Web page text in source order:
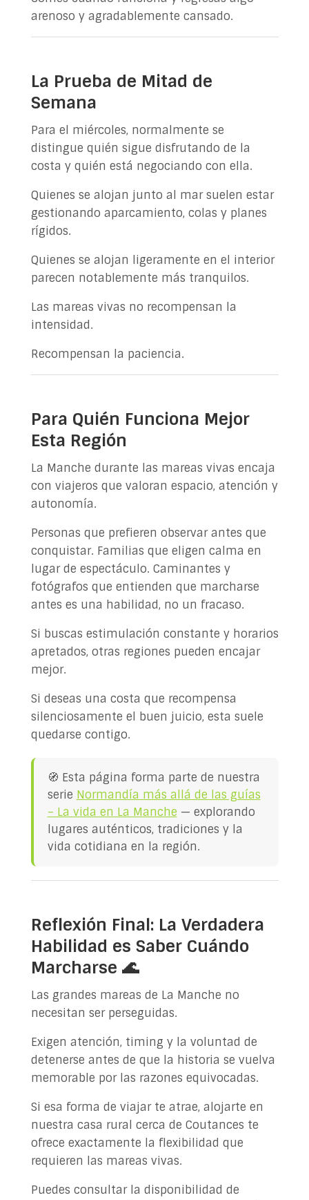
arenoso y agradablemente cansado.
La Prueba de Mitad de
Semana
Para el miércoles, normalmente se
distingue quién sigue disfrutando de la
costa y quién está negociando con ella.
Quienes se alojan junto al mar suelen estar
gestionando aparcamiento, colas y planes
rígidos.
Quienes se alojan ligeramente en el interior
parecen notablemente más tranquilos.
Las mareas vivas no recompensan la
intensidad.
Recompensan la paciencia.
Para Quién Funciona Mejor
Esta Región
La Manche durante las mareas vivas encaja
con viajeros que valoran espacio, atención y
autonomía.
Personas que prefieren observar antes que
conquistar. Familias que eligen calma en
lugar de espectáculo. Caminantes y
fotógrafos que entienden que marcharse
antes es una habilidad, no un fracaso.
Si buscas estimulación constante y horarios
apretados, otras regiones pueden encajar
mejor.
Si deseas una costa que recompensa
silenciosamente el buen juicio, esta suele
quedarse contigo.
🧭 Esta página forma parte de nuestra
serie Normandía más allá de las guías
– La vida en La Manche — explorando
lugares auténticos, tradiciones y la
vida cotidiana en la región.
Reflexión Final: La Verdadera
Habilidad es Saber Cuándo
Marcharse 🌊
Las grandes mareas de La Manche no
necesitan ser perseguidas.
Exigen atención, timing y la voluntad de
detenerse antes de que la historia se vuelva
memorable por las razones equivocadas.
Si esa forma de viajar te atrae, alojarte en
nuestra casa rural cerca de Coutances te
ofrece exactamente la flexibilidad que
requieren las mareas vivas.
Puedes consultar la disponibilidad de